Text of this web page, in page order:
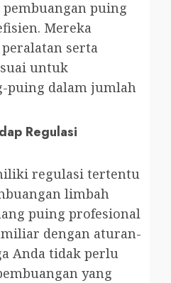
puing
Mereka
serta
untuk
puing dalam jumlah
Regulasi
regulasi tertentu
limbah
puing profesional
dengan aturan-
Anda tidak perlu
yang